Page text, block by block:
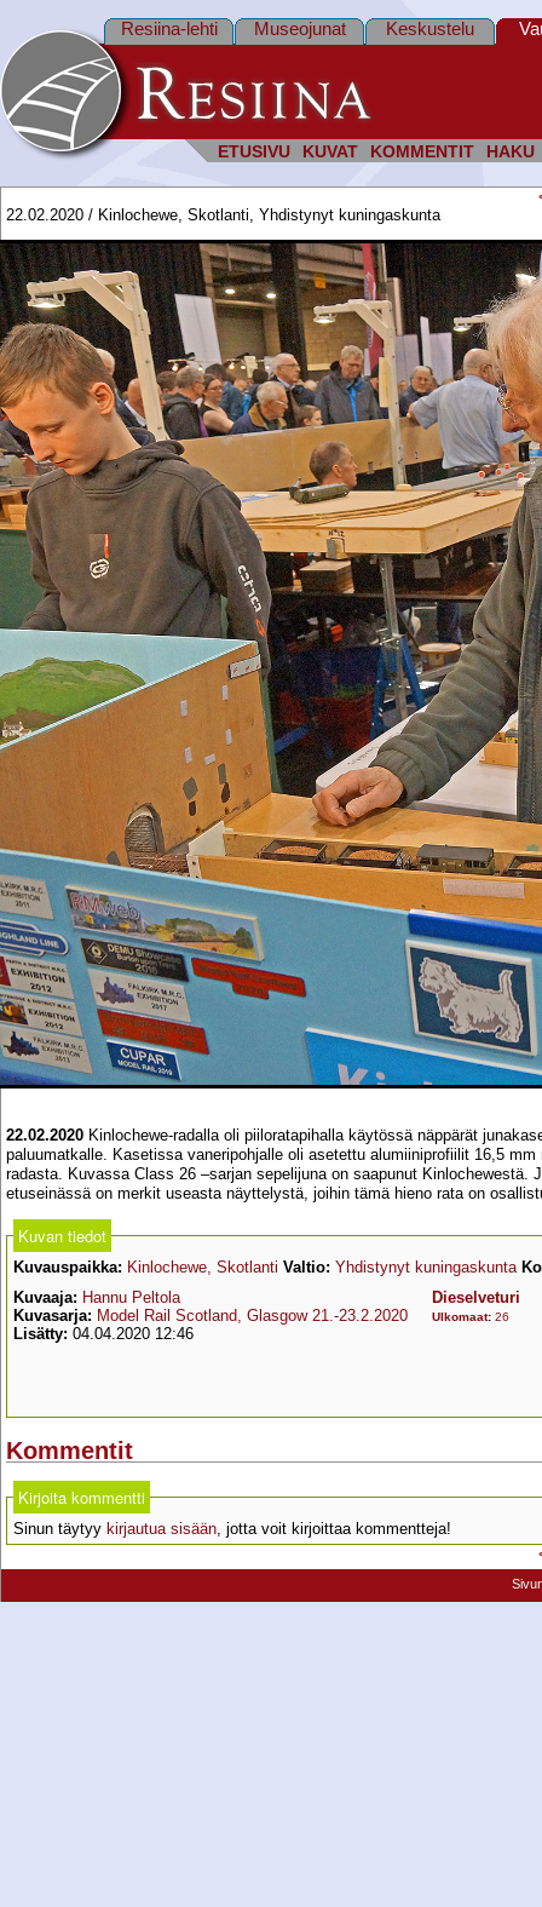
ETUSIVU KUVAT KOMMENTIT HAKU
Resiina-lehti Museojunat Keskustelu
22.02.2020 / Kinlochewe, Skotlanti, Yhdistynyt kuningaskunta
22.02.2020 Kinlochewe-radalla oli piiloratapihalla käytössä näppärät
paluumatkalle. Kasetissa vaneripohjalle oli asetettu alumiiniprofiilit 16,5
radasta. Kuvassa Class 26 –sarjan sepelijuna on saapunut
etuseinässä on merkit useasta näyttelystä, joihin tämä hieno rata on
Kuvan tiedot
Kuvauspaikka: Kinlochewe, Skotlanti Valtio: Yhdistynyt kuningaskunta
Kuvaaja: Hannu Peltola
Kuvasarja: Model Rail Scotland, Glasgow 21.-23.2.2020
Lisätty: 04.04.2020 12:46
Dieselveturi
Ulkomaat: 26
Kommentit
Kirjoita kommentti
Sinun täytyy kirjautua sisään, jotta voit kirjoittaa kommentteja!